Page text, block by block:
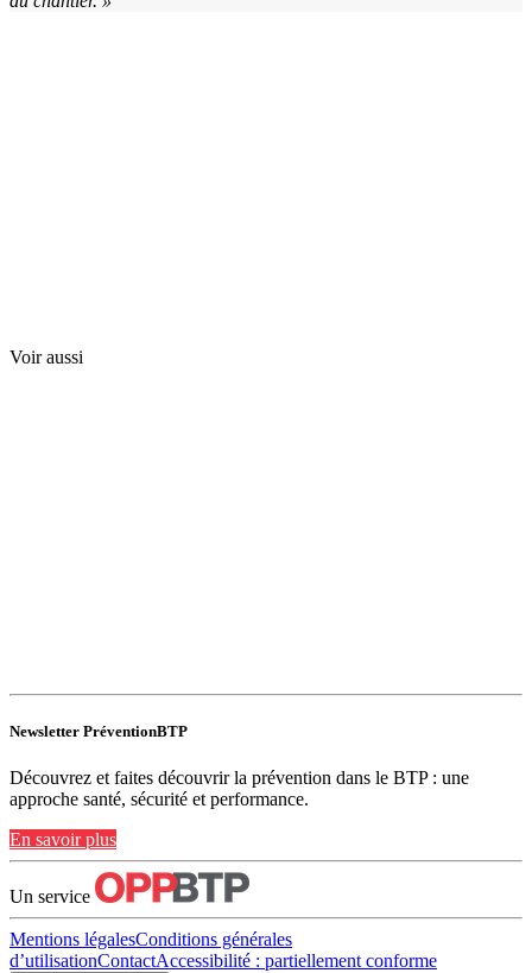
Voir aussi
Newsletter PréventionBTP
Découvrez et faites découvrir la prévention dans le BTP : une
approche santé, sécurité et performance.
En savoir plus
Un service
Mentions légalesConditions générales
d’utilisationContactAccessibilité : partiellement conforme